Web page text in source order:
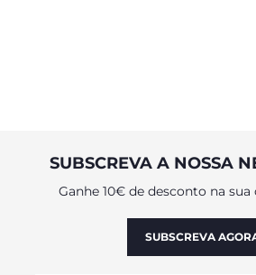
SUBSCREVA A NOSSA
Ganhe 10€ de desconto na
SUBSCREVA